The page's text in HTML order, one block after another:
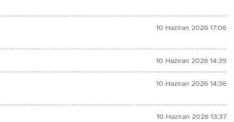
10 Haziran 2026 17:06
10 Haziran 2026 14:39
10 Haziran 2026 14:36
10 Haziran 2026 13:37